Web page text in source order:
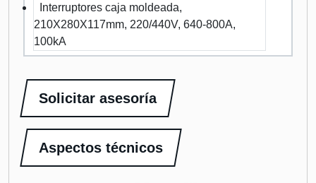
Interruptores caja moldeada,
210X280X117mm, 220/440V, 640-800A,
100kA
Solicitar asesoría
Aspectos técnicos